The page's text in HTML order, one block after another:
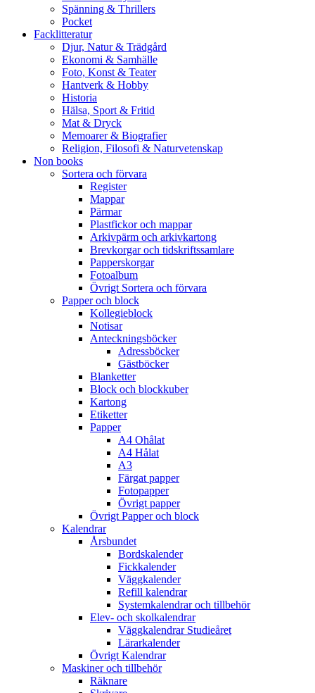
Spänning & Thrillers
Pocket
Facklitteratur
Djur, Natur & Trädgård
Ekonomi & Samhälle
Foto, Konst & Teater
Hantverk & Hobby
Historia
Hälsa, Sport & Fritid
Mat & Dryck
Memoarer & Biografier
Religion, Filosofi & Naturvetenskap
Non books
Sortera och förvara
Register
Mappar
Pärmar
Plastfickor och mappar
Arkivpärm och arkivkartong
Brevkorgar och tidskriftssamlare
Papperskorgar
Fotoalbum
Övrigt Sortera och förvara
Papper och block
Kollegieblock
Notisar
Anteckningsböcker
Adressböcker
Gästböcker
Blanketter
Block och blockkuber
Kartong
Etiketter
Papper
A4 Ohålat
A4 Hålat
A3
Färgat papper
Fotopapper
Övrigt papper
Övrigt Papper och block
Kalendrar
Årsbundet
Bordskalender
Fickkalender
Väggkalender
Refill kalendrar
Systemkalendrar och tillbehör
Elev- och skolkalendrar
Väggkalendrar Studieåret
Lärarkalender
Övrigt Kalendrar
Maskiner och tillbehör
Räknare